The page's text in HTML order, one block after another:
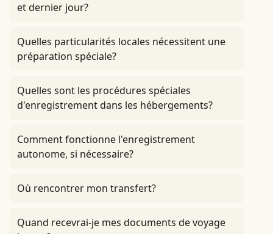
et dernier jour?
Quelles particularités locales nécessitent une
préparation spéciale?
Quelles sont les procédures spéciales
d'enregistrement dans les hébergements?
Comment fonctionne l'enregistrement
autonome, si nécessaire?
Où rencontrer mon transfert?
Quand recevrai-je mes documents de voyage